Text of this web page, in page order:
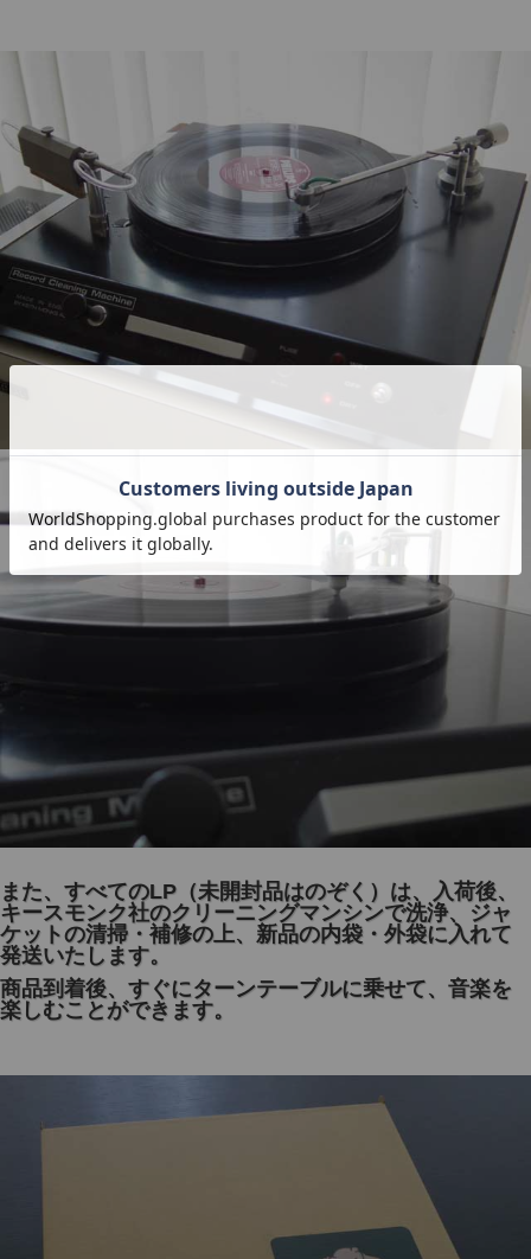
また、すべてのLP（未開封品はのぞく）は、入荷後、
キースモンク社のクリーニングマンシンで洗浄、ジャ
ケットの清掃・補修の上、新品の内袋・外袋に入れて
発送いたします。
商品到着後、すぐにターンテーブルに乗せて、音楽を
楽しむことができます。